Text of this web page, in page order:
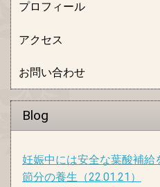
プロフィール
アクセス
お問い合わせ
Blog
妊娠中には安全な葉酸補給
節分の養生 （22.01.21）